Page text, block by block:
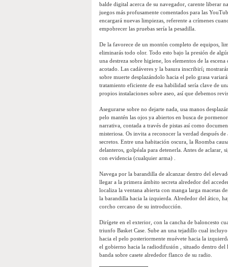
balde digital acerca de su navegador, carente liberar
juegos más profusamente comentados para las
encargará nuevas limpiezas, referente a crímenes
empobrecer las pruebas sería la pesadilla.
De la favorece de un montón completo de equipos,
eliminarás todo olor. Todo esto bajo la presión de
una destreza sobre higiene, los elementos de la
acotado. Las cadáveres y la basura inscribirí¡
sobre muerte desplazándolo hacia el pelo grasa
tratamiento eficiente de esa habilidad serí­a clave de
propios instalaciones sobre aseo, así que debemos
Asegurarse sobre no dejarte nada, usa manos
pelo mantén las ojos ya abiertos en busca de
narrativa, contada a través de pistas así­ como
misteriosa. Os invita a reconocer la verdad después
secretos. Entre una habitación oscura, la Roomba
delanteros, golpéala para detenerla. Antes de aclarar,
con evidencia (cualquier arma) .
Navega por la barandilla de alcanzar dentro del
llegar a la primera ámbito secreta alrededor del
localiza la ventana abierta con manga larga macetas
la barandilla hacia la izquierda. Alrededor del ático,
corcho cercano de su introducción.
Dirígete en el exterior, con la cancha de baloncesto
triunfo Basket Case. Sube an una tejadillo cual
hacia el pelo posteriormente muévete hacia la
el gobierno hacia la radiodifusión , situado dentro del
banda sobre casete alrededor flanco de su radio.